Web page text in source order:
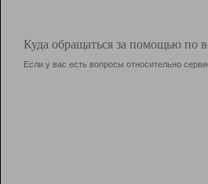
Куда обращаться за помощью по
Если у вас есть вопросы относительно